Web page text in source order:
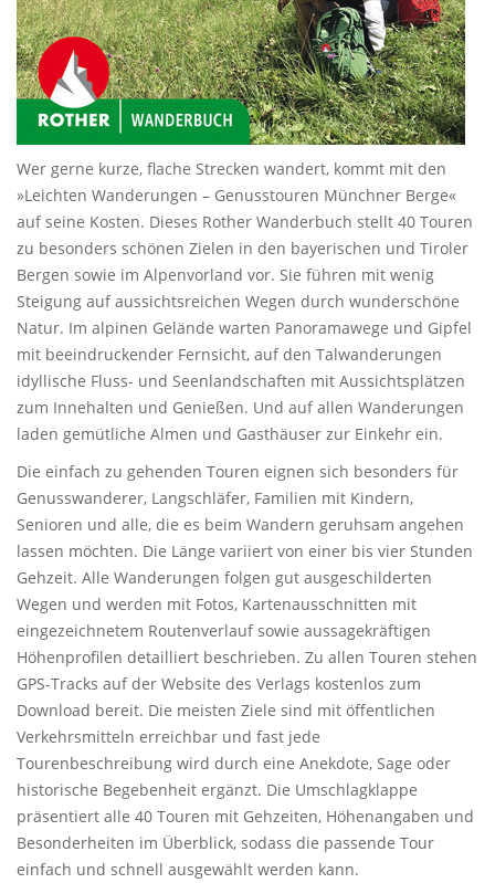
Wer gerne kurze, flache Strecken wandert, kommt mit den
»Leichten Wanderungen – Genusstouren Münchner Berge«
auf seine Kosten. Dieses Rother Wanderbuch stellt 40 Touren
zu besonders schönen Zielen in den bayerischen und Tiroler
Bergen sowie im Alpenvorland vor. Sie führen mit wenig
Steigung auf aussichtsreichen Wegen durch wunderschöne
Natur. Im alpinen Gelände warten Panoramawege und Gipfel
mit beeindruckender Fernsicht, auf den Talwanderungen
idyllische Fluss- und Seenlandschaften mit Aussichtsplätzen
zum Innehalten und Genießen. Und auf allen Wanderungen
laden gemütliche Almen und Gasthäuser zur Einkehr ein.
Die einfach zu gehenden Touren eignen sich besonders für
Genusswanderer, Langschläfer, Familien mit Kindern,
Senioren und alle, die es beim Wandern geruhsam angehen
lassen möchten. Die Länge variiert von einer bis vier Stunden
Gehzeit. Alle Wanderungen folgen gut ausgeschilderten
Wegen und werden mit Fotos, Kartenausschnitten mit
eingezeichnetem Routenverlauf sowie aussagekräftigen
Höhenprofilen detailliert beschrieben. Zu allen Touren stehen
GPS-Tracks auf der Website des Verlags kostenlos zum
Download bereit. Die meisten Ziele sind mit öffentlichen
Verkehrsmitteln erreichbar und fast jede
Tourenbeschreibung wird durch eine Anekdote, Sage oder
historische Begebenheit ergänzt. Die Umschlagklappe
präsentiert alle 40 Touren mit Gehzeiten, Höhenangaben und
Besonderheiten im Überblick, sodass die passende Tour
einfach und schnell ausgewählt werden kann.